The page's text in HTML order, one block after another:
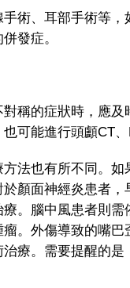
、耳部手術等，
發症。
的症狀時，應及
可能進行頭顱CT
也有所不同。如
顏面神經炎患者
。腦中風患者則
。外傷導致的嘴
療。需要提醒的